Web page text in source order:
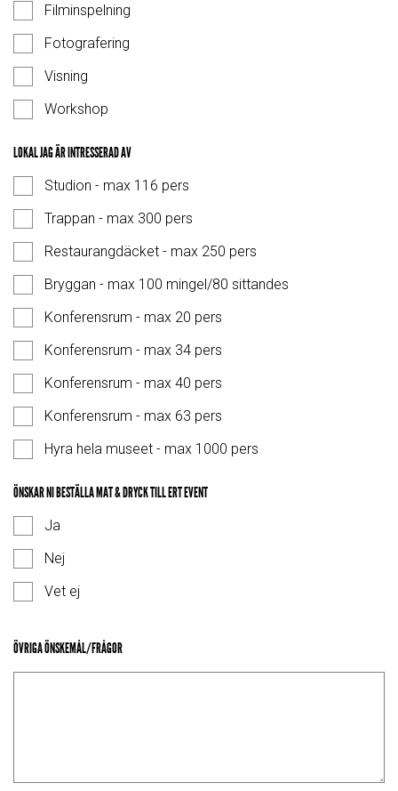
Filminspelning
Fotografering
Visning
Workshop
LOKAL JAG ÄR INTRESSERAD AV
Studion - max 116 pers
Trappan - max 300 pers
Restaurangdäcket - max 250 pers
Bryggan - max 100 mingel/80 sittandes
Konferensrum - max 20 pers
Konferensrum - max 34 pers
Konferensrum - max 40 pers
Konferensrum - max 63 pers
Hyra hela museet - max 1000 pers
ÖNSKAR NI BESTÄLLA MAT & DRYCK TILL ERT EVENT
Ja
Nej
Vet ej
ÖVRIGA ÖNSKEMÅL/FRÅGOR